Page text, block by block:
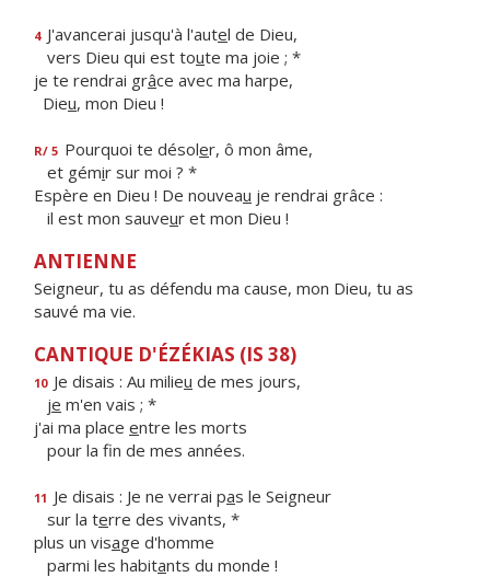
4 J'avancerai jusqu'à l'autel de Dieu,
vers Dieu qui est toute ma joie ; *
je te rendrai grâce avec ma harpe,
Dieu, mon Dieu !
R/ 5 Pourquoi te désoler, ô mon âme,
et gémir sur moi ? *
Espère en Dieu ! De nouveau je rendrai grâce :
il est mon sauveur et mon Dieu !
ANTIENNE
Seigneur, tu as défendu ma cause, mon Dieu, tu as
sauvé ma vie.
CANTIQUE D'ÉZÉKIAS (IS 38)
10 Je disais : Au milieu de mes jours,
je m'en vais ; *
j'ai ma place entre les morts
pour la fn de mes années.
11 Je disais : Je ne verrai pas le Seigneur
sur la terre des vivants, *
plus un visage d'homme
parmi les habitants du monde !